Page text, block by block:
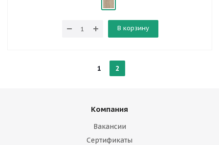
В корзину
1 2
Компания
Вакансии
Сертификаты